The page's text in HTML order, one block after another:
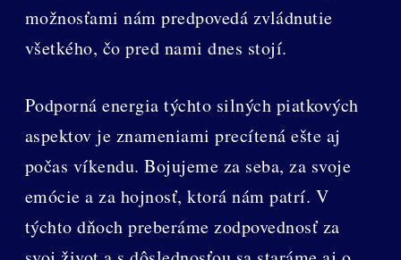
možnosťami nám predpovedá zvládnutie
všetkého, čo pred nami dnes stojí.
Podporná energia týchto silných piatkových
aspektov je znameniami precítená ešte aj
počas víkendu. Bojujeme za seba, za svoje
emócie a za hojnosť, ktorá nám patrí. V
týchto dňoch preberáme zodpovednosť za